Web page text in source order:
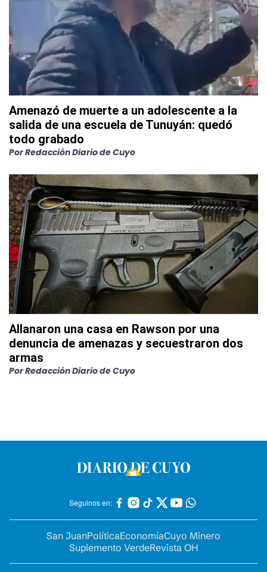
Amenazó de muerte a un adolescente a la
salida de una escuela de Tunuyán: quedó
todo grabado
PorRedacción Diario de Cuyo
Allanaron una casa en Rawson por una
denuncia de amenazas y secuestraron dos
armas
PorRedacción Diario de Cuyo
Seguinos en:
San JuanPolíticaEconomíaCuyo Minero
Suplemento VerdeRevista OH